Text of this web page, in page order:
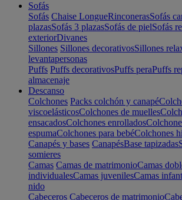
Sofás
Sofás Chaise LongueRinconerasSofás
plazasSofás 3 plazasSofás de pielSofás
exteriorDivanes
Sillones Sillones decorativosSillones
levantapersonas
Puffs Puffs decorativosPuffs peraPuffs
almacenaje
Descanso
Colchones Packs colchón y canapé
viscoelásticosColchones de muelles
ensacadosColchones enrollados
espumaColchones para bebéColchones
Canapés y bases CanapésBase tapizadas
somieres
Camas Camas de matrimonioCamas
individualesCamas juvenilesCamas
nido
Cabeceros Cabeceros de matrimonio